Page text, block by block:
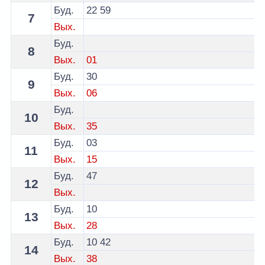
7
Буд. 22 59
Вых.
8
Буд.
Вых.
01
9
Буд.
30
Вых.
06
10
Буд.
Вых.
35
11
Буд.
03
Вых.
15
12
Буд.
47
Вых.
13
Буд.
10
Вых.
28
14
Буд. 10 42
Вых.
38